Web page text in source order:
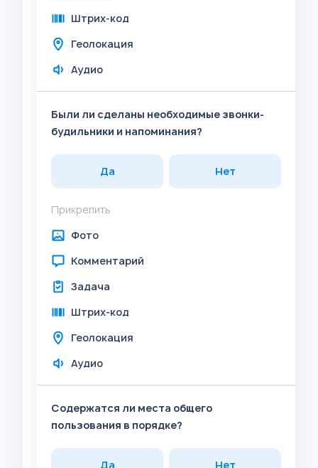
Штрих-код
Геолокация
Аудио
Были ли сделаны необходимые звонки-
будильники и напоминания?
Да Нет
Прикрепить
Фото
Комментарий
Задача
Штрих-код
Геолокация
Аудио
Содержатся ли места общего
пользования в порядке?
Да Нет